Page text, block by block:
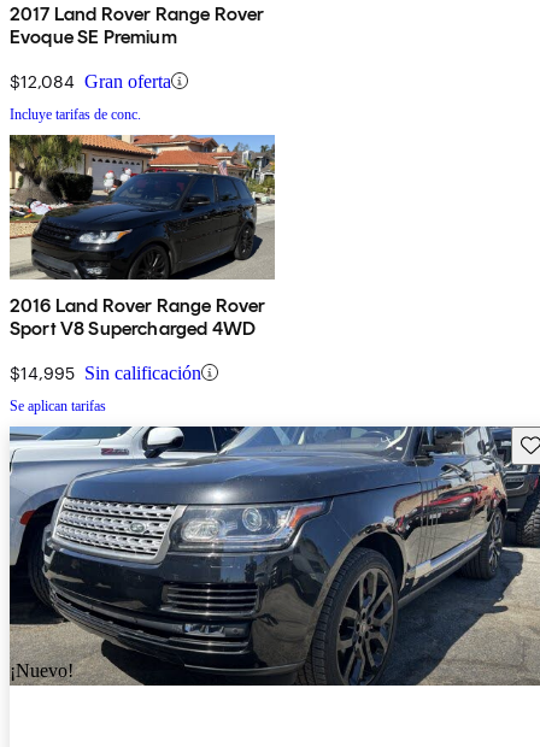
2017 Land Rover Range Rover
Evoque SE Premium
$12,084 Gran oferta
Incluye tarifas de conc.
2016 Land Rover Range Rover
Sport V8 Supercharged 4WD
$14,995 Sin calificación
Se aplican tarifas
¡Nuevo!